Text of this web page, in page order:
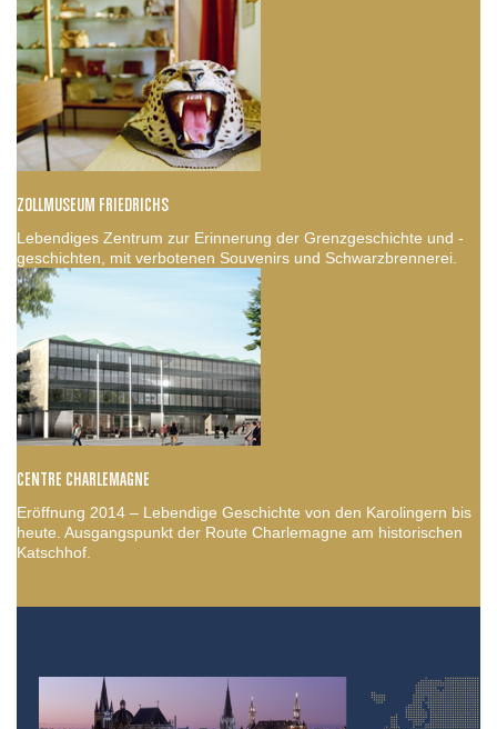
ZOLLMUSEUM FRIEDRICHS
Lebendiges Zentrum zur Erinnerung der Grenzgeschichte und -
geschichten, mit verbotenen Souvenirs und Schwarzbrennerei.
CENTRE CHARLEMAGNE
Eröffnung 2014 – Lebendige Geschichte von den Karolingern bis
heute. Ausgangspunkt der Route Charlemagne am historischen
Katschhof.